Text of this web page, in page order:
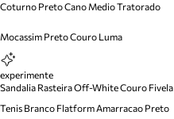
Coturno Preto Cano Medio Tratorado
Mocassim Preto Couro Luma
experimente
Sandalia Rasteira Off-White Couro Fivela
Tenis Branco Flatform Amarracao Preto